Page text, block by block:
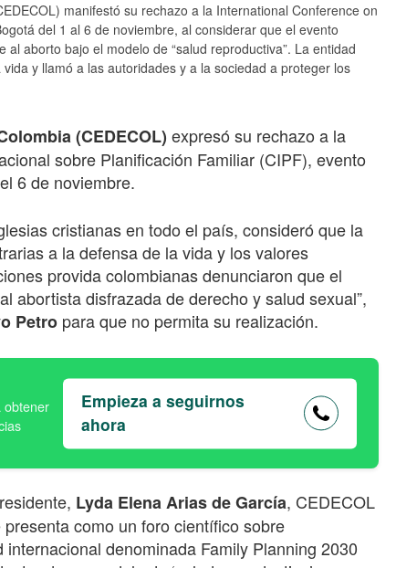
manifestó su rechazo a la International Conference on
del 1 al 6 de noviembre, al considerar que el evento
aborto bajo el modelo de “salud reproductiva”. La entidad
y llamó a las autoridades y a la sociedad a proteger los
(CEDECOL) expresó su rechazo a la
sobre Planificación Familiar (CIPF), evento
6 de noviembre.
cristianas en todo el país, consideró que la
a la defensa de la vida y los valores
provida colombianas denunciaron que el
abortista disfrazada de derecho y salud sexual”,
Petro para que no permita su realización.
Empieza a seguirnos
ahora
Lyda Elena Arias de García, CEDECOL
como un foro científico sobre
denominada Family Planning 2030